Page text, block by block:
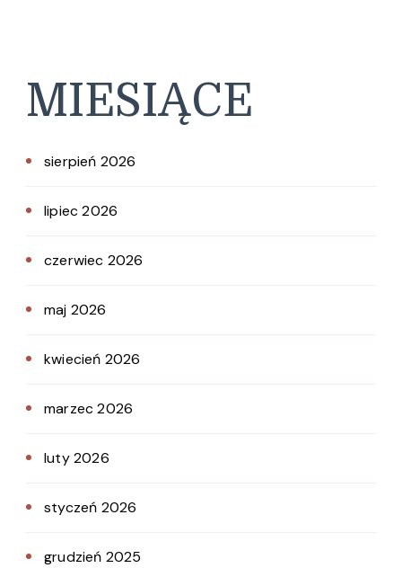
MIESIĄCE
sierpień 2026
lipiec 2026
czerwiec 2026
maj 2026
kwiecień 2026
marzec 2026
luty 2026
styczeń 2026
grudzień 2025